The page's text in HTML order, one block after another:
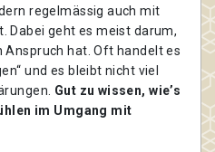
regelmässig auch mit
Dabei geht es meist darum,
hat. Oft handelt es
und es bleibt nicht viel
Gut zu wissen, wie’s
im Umgang mit